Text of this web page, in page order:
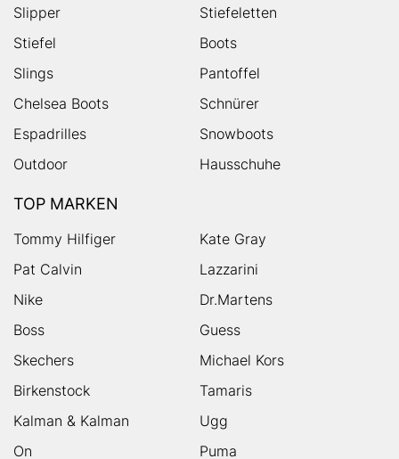
Slipper
Stiefeletten
Stiefel
Boots
Slings
Pantoffel
Chelsea Boots
Schnürer
Espadrilles
Snowboots
Outdoor
Hausschuhe
TOP MARKEN
Tommy Hilfiger
Kate Gray
Pat Calvin
Lazzarini
Nike
Dr.Martens
Boss
Guess
Skechers
Michael Kors
Birkenstock
Tamaris
Kalman & Kalman
Ugg
On
Puma